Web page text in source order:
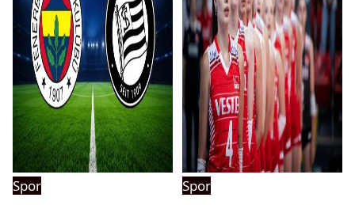
Spor
Spor